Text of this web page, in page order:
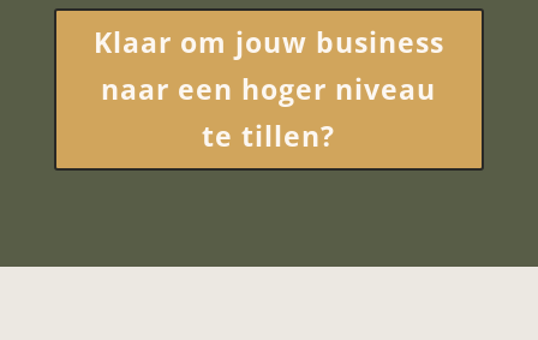
Klaar om jouw business
naar een hoger niveau
te tillen?